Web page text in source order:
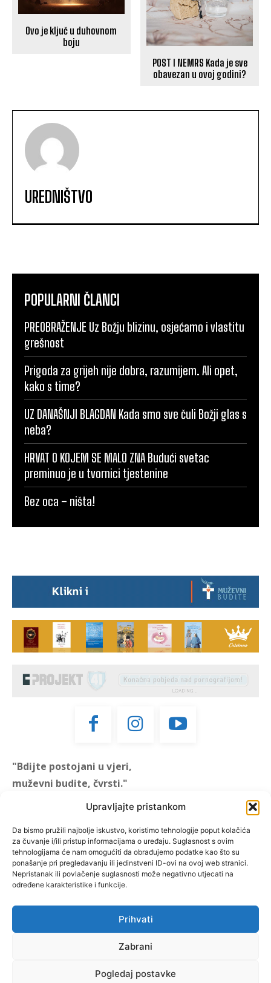
Upravljajte pristankom
Da bismo pružili najbolje iskustvo, koristimo tehnologije poput kolačića
za čuvanje i/ili pristup informacijama o uređaju. Suglasnost s ovim
tehnologijama će nam omogućiti da obrađujemo podatke kao što su
ponašanje pri pregledavanju ili jedinstveni ID-ovi na ovoj web stranici.
Nepristanak ili povlačenje suglasnosti može negativno utjecati na
određene karakteristike i funkcije.
Prihvati
Zabrani
Pogledaj postavke
Ovo je ključ u duhovnom
boju
POST I NEMRS Kada je sve
obavezan u ovoj godini?
UREDNIŠTVO
POPULARNI ČLANCI
PREOBRAŽENJE Uz Božju blizinu, osjećamo i vlastitu
grešnost
Prigoda za grijeh nije dobra, razumijem. Ali opet,
kako s time?
UZ DANAŠNJI BLAGDAN Kada smo sve čuli Božji glas s
neba?
HRVAT O KOJEM SE MALO ZNA Budući svetac
preminuo je u tvornici tjestenine
Bez oca – ništa!
"Bdijte postojani u vjeri,
muževni budite, čvrsti."
"Muževni budite" prvi je
hrvatski portal za katoličke
muškarce koji pokušava
reafirmirati u današnje
vrijeme itekako narušen
biblijski koncept muževnosti,
koji pokušavamo osvijetliti iz
više aspekata, prigodnih
rubrika i poticajnih inicijativa.